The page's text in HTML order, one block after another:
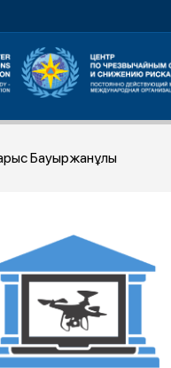
Бауыржанұлы